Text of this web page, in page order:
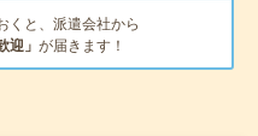
くと、派遣会社から
迎」 が届きます！